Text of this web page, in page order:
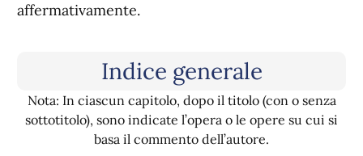
affermativamente.
Indice generale
Nota: In ciascun capitolo, dopo il titolo (con o senza
sottotitolo), sono indicate l’opera o le opere su cui si
basa il commento dell’autore.